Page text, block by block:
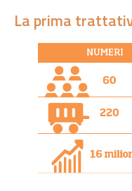
La prima